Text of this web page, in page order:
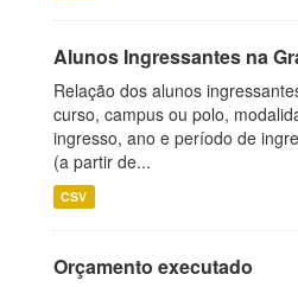
Alunos Ingressantes na
Relação dos alunos
curso, campus ou polo,
ingresso, ano e período de
(a partir de...
CSV
Orçamento executado